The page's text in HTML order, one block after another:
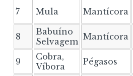
7
Mula Mantícora
8
Babuíno
Selvagem Mantícora
9
Cobra,
Víbora
Pégasos